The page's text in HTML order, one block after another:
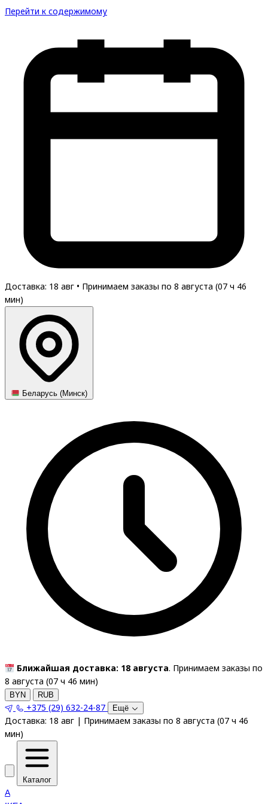
Перейти к содержимому
Доставка: 18 авг • Принимаем заказы по 8 августа (07 ч 46
мин)
Беларусь (Минск)
Ближайшая доставка: 18 августа. Принимаем заказы по
8 августа (07 ч 46 мин)
BYN RUB
+375 (29) 632-24-87 Ещё
Доставка: 18 авг | Принимаем заказы по 8 августа (07 ч 46
мин)
Каталог
A